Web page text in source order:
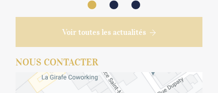
Voir toutes les actualités
NOUS CONTACTER